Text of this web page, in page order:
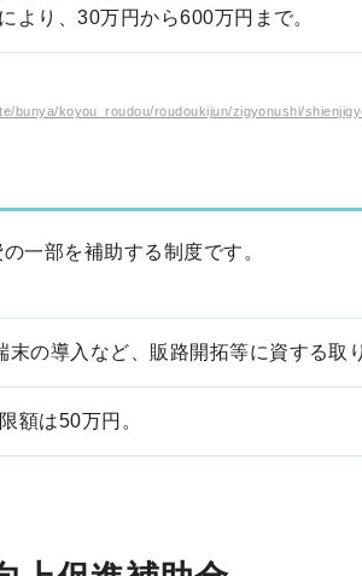
より、30万円から600万円まで。
bunya/koyou_roudou/roudoukijun/zigyonushi/
一部を補助する制度です。
末の導入など、販路開拓等に資する取
額は50万円。